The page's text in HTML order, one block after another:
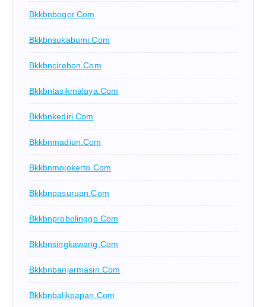
Bkkbnbogor.com
Bkkbnsukabumi.com
Bkkbncirebon.com
Bkkbntasikmalaya.com
Bkkbnkediri.com
Bkkbnmadiun.com
Bkkbnmojokerto.com
Bkkbnpasuruan.com
Bkkbnprobolinggo.com
Bkkbnsingkawang.com
Bkkbnbanjarmasin.com
Bkkbnbalikpapan.com